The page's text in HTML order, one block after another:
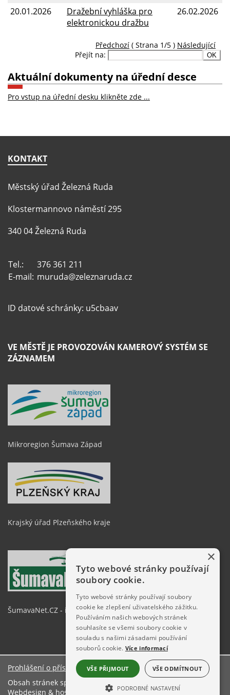
20.01.2026
26.02.2026
Dražební vyhláška pro
elektronickou dražbu
Předchozí ( Strana 1/5 ) Následující
Přejít na:
Aktuální dokumenty na úřední desce
Pro vstup na úřední desku klikněte zde ...
KONTAKT
Městský úřad Železná Ruda
Klostermannovo náměstí 295
340 04 Železná Ruda
Tel.:
376 361 211
E-mail: muruda@zeleznaruda.cz
ID datové schránky: u5cbaav
VE MĚSTĚ JE PROVOZOVÁN KAMEROVÝ SYSTÉM SE
ZÁZNAMEM
Mikroregion Šumava Západ
Krajský úřad Plzeňského kraje
ŠumavaNet.CZ - informace o regionu
Prohlášení o přístupnosti
Obsah stránek spravuje: Městský úřad Železná Ruda
Webdesign & hosting:
ŠumavaNet.CZ
×
Tyto webové stránky používají
soubory cookie.
Tyto webové stránky používají soubory
cookie ke zlepšení uživatelského zážitku.
Používáním našich webových stránek
souhlasíte se všemi soubory cookie v
souladu s našimi zásadami používání
souborů cookie. Více informací
VŠE PŘIJMOUT VŠE ODMÍTNOUT
PODROBNÉ NASTAVENÍ